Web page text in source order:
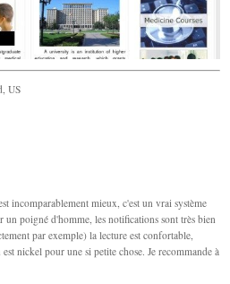
US
incomparablement mieux, c'est un vrai système
un poigné d'homme, les notifications sont très bien
par exemple) la lecture est confortable,
nickel pour une si petite chose. Je recommande à